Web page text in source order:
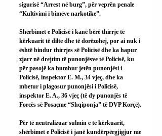
sigurisë “Arrest në burg”, për veprën penale
“Kultivimi i bimëve narkotike”.
Shërbimet e Policisë i kanë bërë thirrje të
kërkuarit të dilte dhe të dorëzohej, por ai nuk i
është bindur thirrjes së Policisë dhe ka hapur
zjarr në drejtim të punonjësve të Policisë, ku
për pasojë ka humbur jetën punonjësi i
Policisë, inspektor E. M., 34 vjeç, dhe ka
mbetur i plagosur punonjësi i Policisë,
inspektor E. A., 36 vjeç (të dy punonjës të
Forcës së Posaçme “Shqiponja” të DVP Korçë).
Për të neutralizuar sulmin e të kërkuarit,
shërbimet e Policisë i janë kundërpërgjigjur me